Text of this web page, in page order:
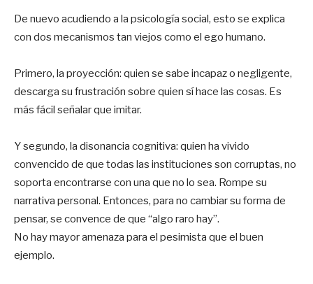
De nuevo acudiendo a la psicología social, esto se explica
con dos mecanismos tan viejos como el ego humano.
Primero, la proyección: quien se sabe incapaz o negligente,
descarga su frustración sobre quien sí hace las cosas. Es
más fácil señalar que imitar.
Y segundo, la disonancia cognitiva: quien ha vivido
convencido de que todas las instituciones son corruptas, no
soporta encontrarse con una que no lo sea. Rompe su
narrativa personal. Entonces, para no cambiar su forma de
pensar, se convence de que “algo raro hay”.
No hay mayor amenaza para el pesimista que el buen
ejemplo.